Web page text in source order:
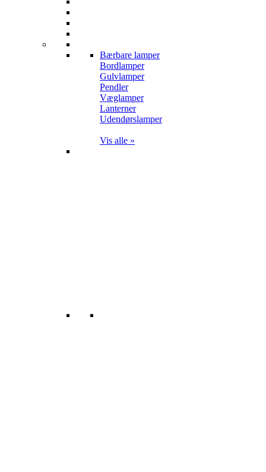
Bærbare lamper
Bordlamper
Gulvlamper
Pendler
Væglamper
Lanterner
Udendørslamper
Vis alle »